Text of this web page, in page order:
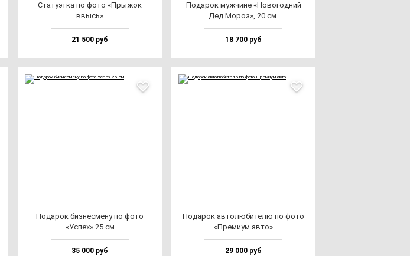
Ста­ту­эт­ка по фо­то «Пры­жок
ввысь»
21 500 руб
Пода­рок муж­чи­не «Ново­год­ний
Дед Мороз», 20 см.
18 700 руб
Пода­рок биз­нес­ме­ну по фо­то
«Успех» 25 см
35 000 руб
Пода­рок ав­то­лю­би­те­лю по фо­то
«Пре­ми­ум ав­то»
29 000 руб